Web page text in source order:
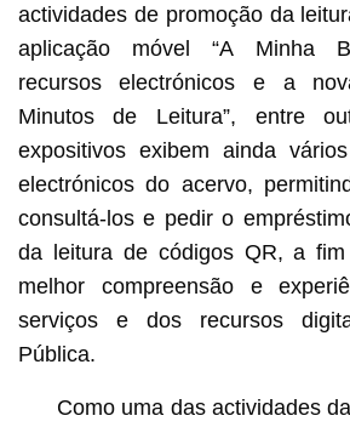
actividades de promoção da
aplicação móvel “A Minha
recursos electrónicos e a
Minutos de Leitura”, entre
expositivos exibem ainda
electrónicos do acervo,
consultá-los e pedir o
da leitura de códigos QR, a
melhor compreensão e
serviços e dos recursos
Pública.
Como uma das actividades